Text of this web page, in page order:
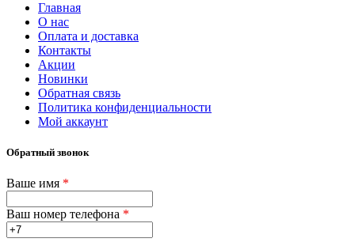
Главная
О нас
Оплата и доставка
Контакты
Акции
Новинки
Обратная связь
Политика конфиденциальности
Мой аккаунт
Обратный звонок
Ваше имя *
Ваш номер телефона *